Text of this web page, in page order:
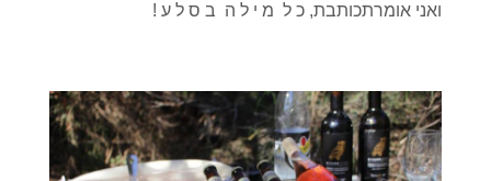
ואני אומרתכותבת, כ ל מ י ל ה ב ס ל ע !